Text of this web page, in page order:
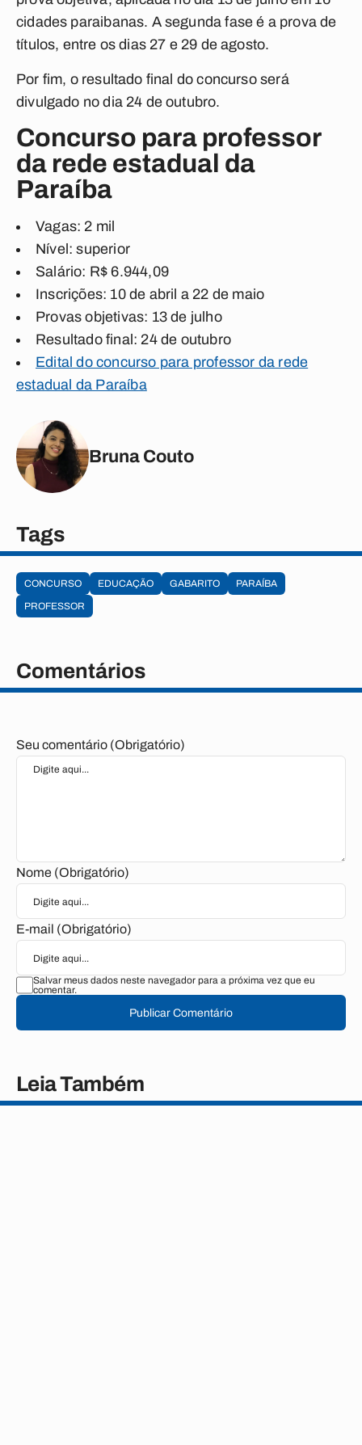
cidades paraibanas. A segunda fase é a prova de
títulos, entre os dias 27 e 29 de agosto.
Por fim, o resultado final do concurso será
divulgado no dia 24 de outubro.
Concurso para professor
da rede estadual da
Paraíba
Vagas: 2 mil
Nível: superior
Salário: R$ 6.944,09
Inscrições: 10 de abril a 22 de maio
Provas objetivas: 13 de julho
Resultado final: 24 de outubro
Edital do concurso para professor da rede
estadual da Paraíba
Bruna Couto
Tags
CONCURSO EDUCAÇÃO GABARITO
PARAÍBA
PROFESSOR
Comentários
Seu comentário (Obrigatório)
Nome (Obrigatório)
E-mail (Obrigatório)
Salvar meus dados neste navegador para a próxima vez que eu
comentar.
Publicar Comentário
Leia Também